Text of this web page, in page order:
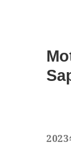
2023